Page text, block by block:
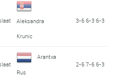
Aleksandra
Krunic
3-6 6-3 6-3
Arantxa
Rus
2-6 7-6 6-3